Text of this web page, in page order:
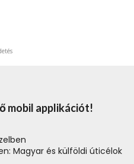
mobil applikációt!
Magyar és külföldi úticélok